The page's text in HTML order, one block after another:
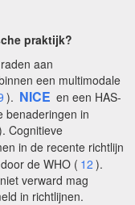
praktijk?
aan
een multimodale
). NICE en een HAS-
benaderingen in
Cognitieve
in de recente richtlijn
de WHO ( 12 ).
verward mag
in richtlijnen.